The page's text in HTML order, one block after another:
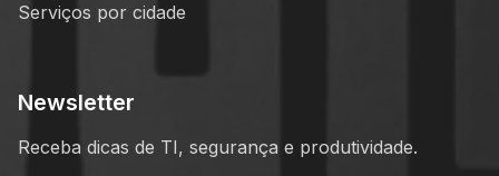
Serviços por cidade
Newsletter
Receba dicas de TI, segurança e produtividade.